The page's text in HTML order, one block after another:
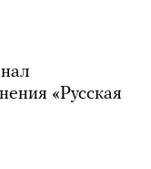
«Русская